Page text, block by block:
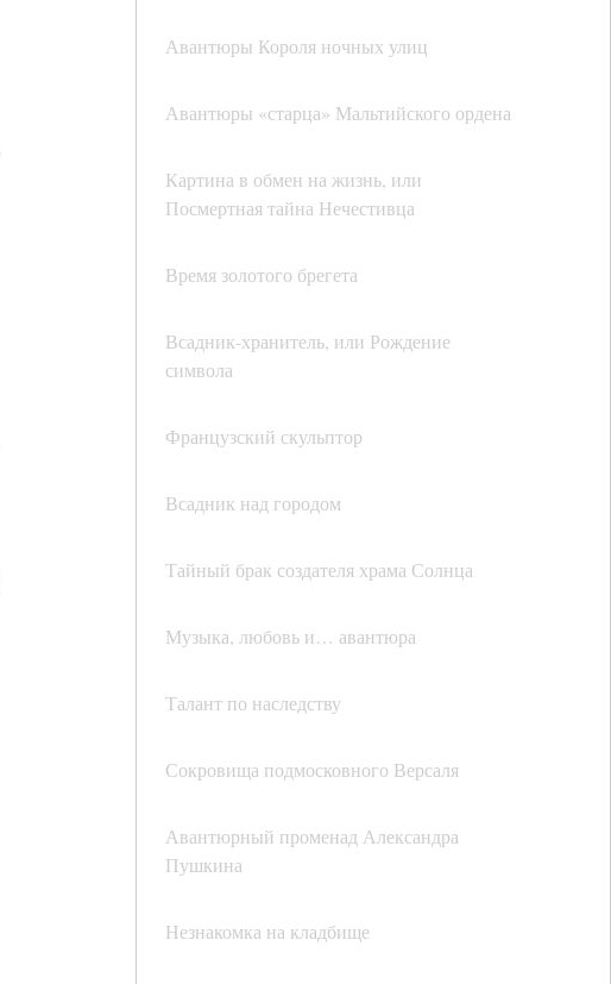
Авантюры Короля ночных улиц
Авантюры «старца» Мальтийского ордена
Картина в обмен на жизнь, или
Посмертная тайна Нечестивца
Время золотого брегета
Всадник-хранитель, или Рождение
символа
Французский скульптор
Всадник над городом
Тайный брак создателя храма Солнца
Музыка, любовь и… авантюра
Талант по наследству
Сокровища подмосковного Версаля
Авантюрный променад Александра
Пушкина
Незнакомка на кладбище